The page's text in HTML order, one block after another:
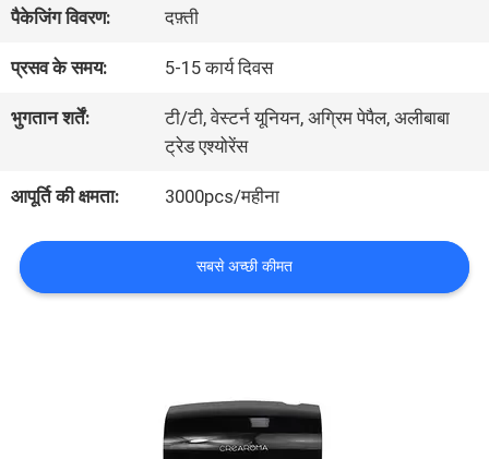
कारखाना
भ्रमण
गुणवत्ता
नियंत्रण
पैकेजिंग विवरण: दफ़्ती
प्रसव के समय: 5-15 कार्य दिवस
भुगतान शर्तें:
टी/टी, वेस्टर्न यूनियन, अग्रिम पेपैल, अलीबाबा
ट्रेड एश्योरेंस
आपूर्ति की क्षमता: 3000pcs/महीना
सबसे अच्छी कीमत